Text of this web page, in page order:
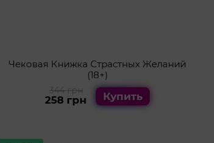
Чековая Книжка Страстных Желаний
(18+)
344 грн
258 грн Купить